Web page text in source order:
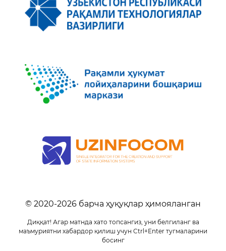
© 2020-2026 барча ҳуқуқлар ҳимояланган
Диққат! Агар матнда хато топсангиз, уни белгиланг ва
маъмуриятни хабардор қилиш учун Ctrl+Enter тугмаларини
босинг